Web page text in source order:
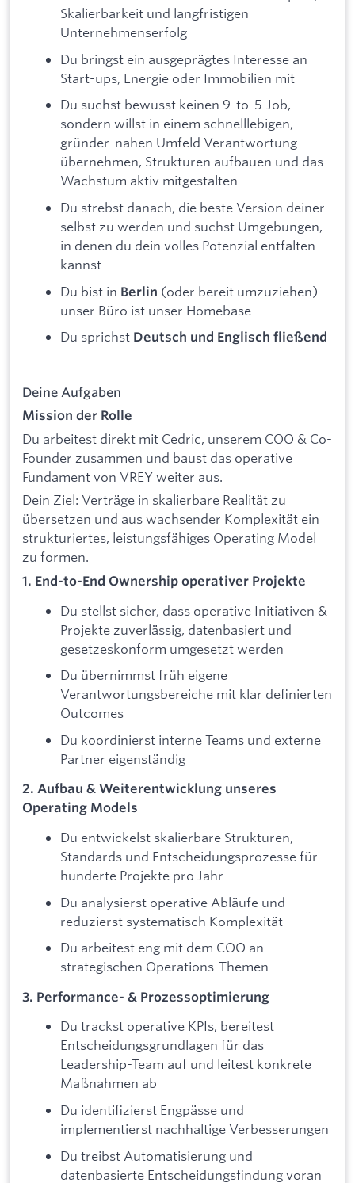
Skalierbarkeit und langfristigen
Unternehmenserfolg
Du bringst ein ausgeprägtes Interesse an
Start-ups, Energie oder Immobilien mit
Du suchst bewusst keinen 9-to-5-Job,
sondern willst in einem schnelllebigen,
gründer-nahen Umfeld Verantwortung
übernehmen, Strukturen aufbauen und das
Wachstum aktiv mitgestalten
Du strebst danach, die beste Version deiner
selbst zu werden und suchst Umgebungen,
in denen du dein volles Potenzial entfalten
kannst
Du bist in Berlin (oder bereit umzuziehen) –
unser Büro ist unser Homebase
Du sprichst Deutsch und Englisch fließend
Deine Aufgaben
Mission der Rolle
Du arbeitest direkt mit Cedric, unserem COO & Co-
Founder zusammen und baust das operative
Fundament von VREY weiter aus.
Dein Ziel: Verträge in skalierbare Realität zu
übersetzen und aus wachsender Komplexität ein
strukturiertes, leistungsfähiges Operating Model
zu formen.
1. End-to-End Ownership operativer Projekte
Du stellst sicher, dass operative Initiativen &
Projekte zuverlässig, datenbasiert und
gesetzeskonform umgesetzt werden
Du übernimmst früh eigene
Verantwortungsbereiche mit klar definierten
Outcomes
Du koordinierst interne Teams und externe
Partner eigenständig
2. Aufbau & Weiterentwicklung unseres
Operating Models
Du entwickelst skalierbare Strukturen,
Standards und Entscheidungsprozesse für
hunderte Projekte pro Jahr
Du analysierst operative Abläufe und
reduzierst systematisch Komplexität
Du arbeitest eng mit dem COO an
strategischen Operations-Themen
3. Performance- & Prozessoptimierung
Du trackst operative KPIs, bereitest
Entscheidungsgrundlagen für das
Leadership-Team auf und leitest konkrete
Maßnahmen ab
Du identifizierst Engpässe und
implementierst nachhaltige Verbesserungen
Du treibst Automatisierung und
datenbasierte Entscheidungsfindung voran